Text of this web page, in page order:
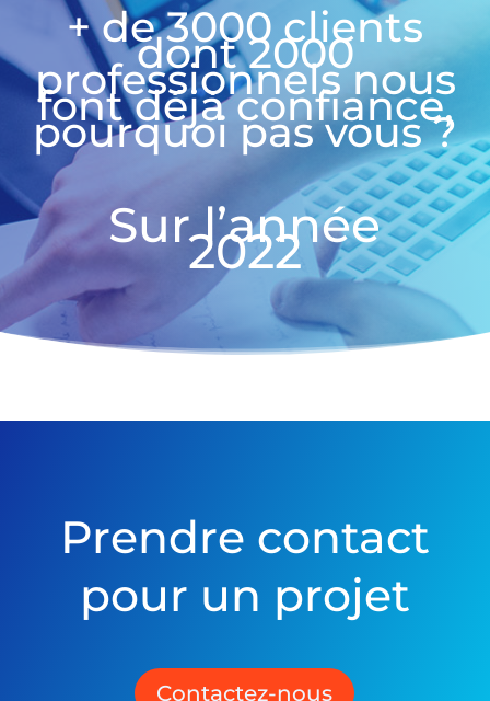
+ de 3000 clients
dont 2000
professionnels nous
font déjà confiance,
pourquoi pas vous ?
Sur l’année
2022
Prendre contact
pour un projet
Contactez-nous